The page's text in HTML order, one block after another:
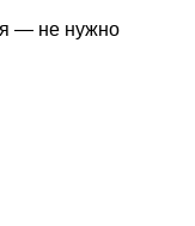
— не нужно